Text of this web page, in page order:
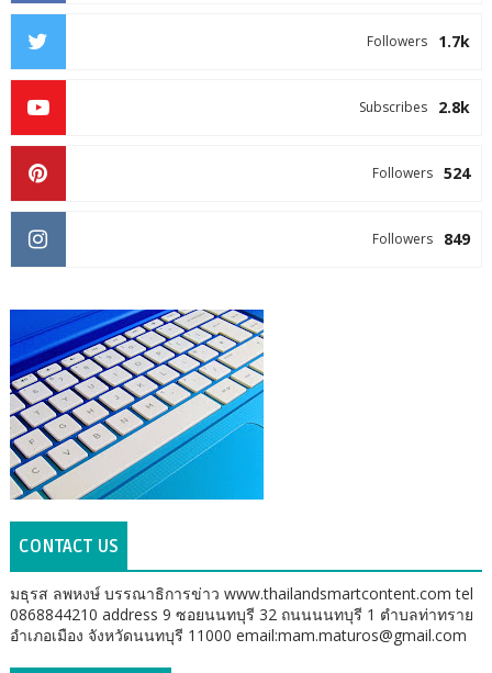
1.7k
Followers
2.8k
Subscribes
524
Followers
849
Followers
CONTACT US
มธุรส ลพหงษ์ บรรณาธิการข่าว www.thailandsmartcontent.com tel
0868844210 address 9 ซอยนนทบุรี 32 ถนนนนทบุรี 1 ตำบลท่าทราย
อำเภอเมือง จังหวัดนนทบุรี 11000 email:mam.maturos@gmail.com